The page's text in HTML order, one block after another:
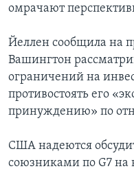
омрачают
Йеллен сообщила на
Вашингтон
ограничений на
противостоять его
принуждению» по
США надеются
союзниками по G7 на